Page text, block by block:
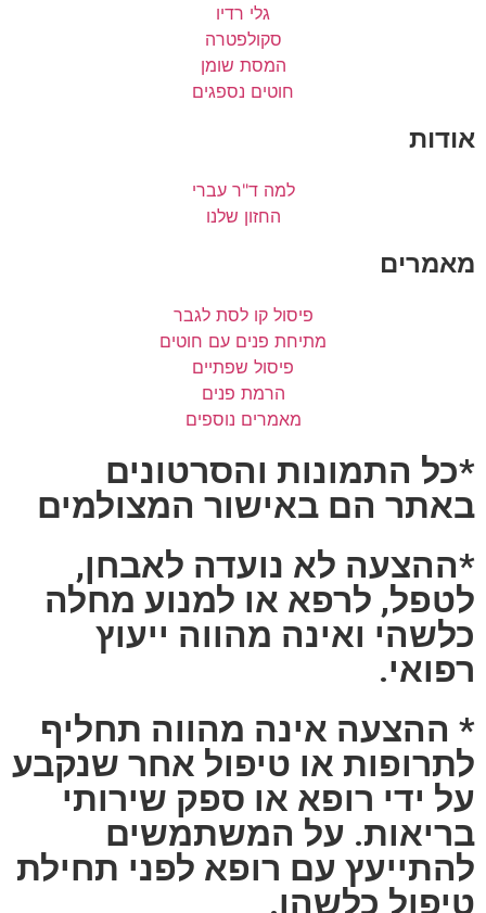
גלי רדיו
סקולפטרה
המסת שומן
חוטים נספגים
אודות
למה ד"ר עברי
החזון שלנו
מאמרים
פיסול קו לסת לגבר
מתיחת פנים עם חוטים
פיסול שפתיים
הרמת פנים
מאמרים נוספים
*כל התמונות והסרטונים
באתר הם באישור המצולמים
*ההצעה לא נועדה לאבחן,
לטפל, לרפא או למנוע מחלה
כלשהי ואינה מהווה ייעוץ
רפואי.
* ההצעה אינה מהווה תחליף
לתרופות או טיפול אחר שנקבע
על ידי רופא או ספק שירותי
בריאות. על המשתמשים
להתייעץ עם רופא לפני תחילת
טיפול כלשהו.